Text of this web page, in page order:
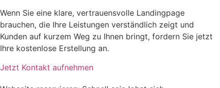
Wenn Sie eine klare, vertrauensvolle Landingpage
brauchen, die Ihre Leistungen verständlich zeigt und
Kunden auf kurzem Weg zu Ihnen bringt, fordern Sie jetzt
Ihre kostenlose Erstellung an.
Jetzt Kontakt aufnehmen